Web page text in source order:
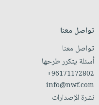
تواصل معنا
تواصل معنا
أسئلة يتكرر طرحها
+96171172802
info@nwf.com
نشرة الإصدارات